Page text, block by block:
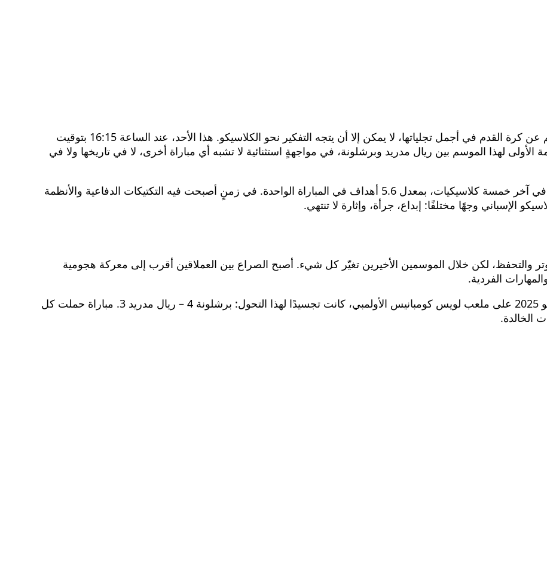
برشلونة وريال مدريد، عندما يتحدث العالم عن كرة القدم في أجمل تجلياتها، لا يمكن إلا أن يتجه التفكير نحو الكلاسيكو. هذا الأحد، عند الساعة 16:15 بتوقيت
لهذا الموسم بين ريال مدريد وبرشلونة، في مواجهةٍ استثنائية لا تشبه أي مباراة أخرى، لا في تاريخها ولا في
الأرقام وحدها تكفي لتأكيد حجم الظاهرة: 28 هدفًا في آخر خمسة كلاسيكيات، بمعدل 5.6 أهداف في المباراة الواحدة. في زمنٍ أصبحت فيه التكتيكات الدفاعية والأنظمة
الإسباني وجهًا مختلفًا: إبداع، جرأة، وإثارة لا تنتهي.
والتحفظ، لكن خلال الموسمين الأخيرين تغيّر كل شيء. أصبح الصراع بين العملاقين أقرب إلى معركة هجومية
الفردية.
آخر مواجهة بين الفريقين، والتي أُقيمت في 11 مايو 2025 على ملعب لويس كومبانيس الأولمبي، كانت تجسيدًا لهذا التحول: برشلونة 4 – ريال مدريد 3. مباراة حملت كل
الخالدة.